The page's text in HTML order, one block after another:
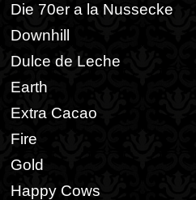
Die 70er a la Nussecke
Downhill
Dulce de Leche
Earth
Extra Cacao
Fire
Gold
Happy Cows